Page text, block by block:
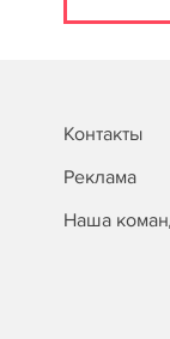
Контакты
Реклама
Наша